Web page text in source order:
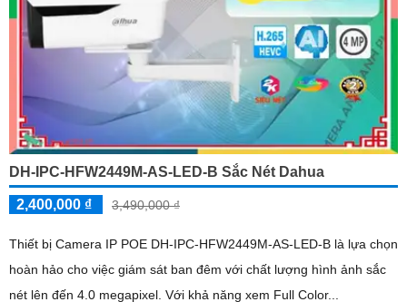
DH-IPC-HFW2449M-AS-LED-B Sắc Nét Dahua
2,400,000 ₫ 3,490,000 ₫
Thiết bị Camera IP POE DH-IPC-HFW2449M-AS-LED-B là lựa chọn
hoàn hảo cho việc giám sát ban đêm với chất lượng hình ảnh sắc
nét lên đến 4.0 megapixel. Với khả năng xem Full Color...